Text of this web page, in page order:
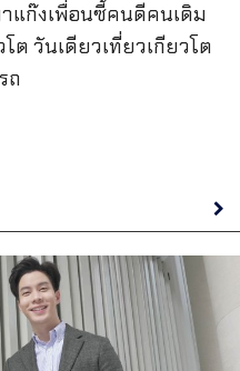
าแก๊งเพื่อนซี้คนดีคนเดิม
ต วันเดียวเที่ยวเกียวโต
ถ